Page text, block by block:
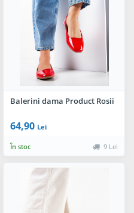
Balerini dama Product Rosii
64,90 Lei
În stoc 9 Lei